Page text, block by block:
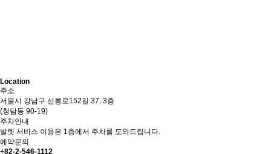
Location
주소
서울시 강남구 선릉로152길 37, 3층
(청담동 90-19)
주차안내
발렛 서비스 이용은 1층에서 주차를 도와드립니다.
예약문의
+82-2-546-1112